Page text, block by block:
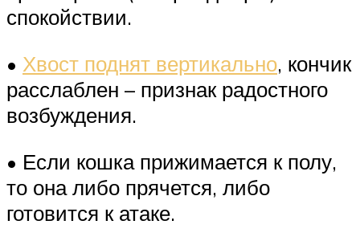
спокойствии.
• Хвост поднят вертикально, кончик
расслаблен – признак радостного
возбуждения.
• Если кошка прижимается к полу,
то она либо прячется, либо
готовится к атаке.